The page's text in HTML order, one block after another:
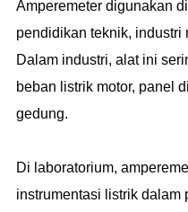
Amperemeter digunakan
pendidikan teknik, industri
Dalam industri, alat ini
beban listrik motor, panel
gedung.
Di laboratorium,
instrumentasi listrik dalam